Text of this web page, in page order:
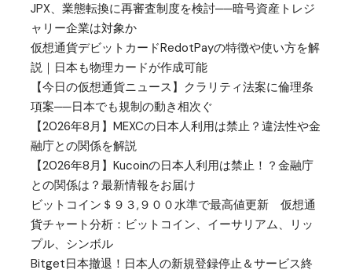
JPX、業態転換に再審査制度を検討──暗号資産トレジ
ャリー企業は対象か
仮想通貨デビットカードRedotPayの特徴や使い方を解
説｜日本も物理カードが作成可能
【今日の仮想通貨ニュース】クラリティ法案に倫理条
項案──日本でも規制の動き相次ぐ
【2026年8月】MEXCの日本人利用は禁止？違法性や金
融庁との関係を解説
【2026年8月】Kucoinの日本人利用は禁止！？金融庁
との関係は？最新情報をお届け
ビットコイン＄９３,９００水準で最高値更新 仮想通
貨チャート分析：ビットコイン、イーサリアム、リッ
プル、シンボル
Bitget日本撤退！日本人の新規登録停止＆サービス終